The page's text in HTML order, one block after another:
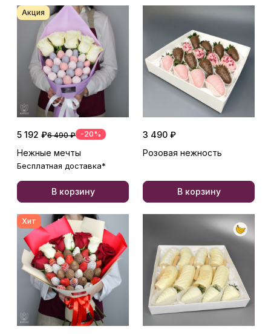
Акция
5 192 ₽6 490 ₽ -20%
Нежные мечты
Бесплатная доставка*
В корзину
3 490 ₽
Розовая нежность
В корзину
Хит